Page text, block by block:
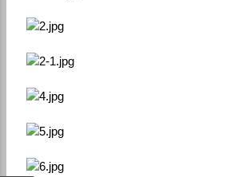
Sketchbook5, 스케치북5